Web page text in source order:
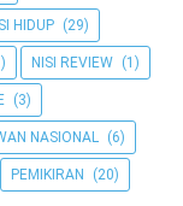
HIDUP (29)
NISI REVIEW (1)
(3)
NASIONAL (6)
PEMIKIRAN (20)